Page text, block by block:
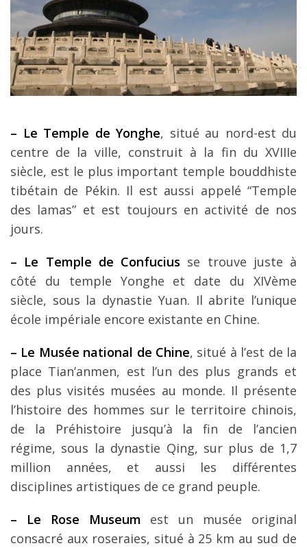
– Le Temple de Yonghe, situé au nord-est du
centre de la ville, construit à la fin du XVIIIe
siècle, est le plus important temple bouddhiste
tibétain de Pékin. Il est aussi appelé “Temple
des lamas” et est toujours en activité de nos
jours.
– Le Temple de Confucius se trouve juste à
côté du temple Yonghe et date du XIVème
siècle, sous la dynastie Yuan. Il abrite l’unique
école impériale encore existante en Chine.
– Le Musée national de Chine, situé à l’est de la
place Tian’anmen, est l’un des plus grands et
des plus visités musées au monde. Il présente
l’histoire des hommes sur le territoire chinois,
de la Préhistoire jusqu’à la fin de l’ancien
régime, sous la dynastie Qing, sur plus de 1,7
million années, et aussi les différentes
disciplines artistiques de ce grand peuple.
– Le Rose Museum est un musée original
consacré aux roseraies, situé à 25 km au sud de